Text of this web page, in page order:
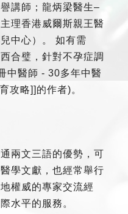
講師；龍炳梁醫生–
理香港威爾斯親王醫
中心）。 如有需
合璧，針對不孕症調
中醫師 - 30多年中醫
攻略]]的作者)。
兩文三語的優勢，可
學文獻，也經常舉行
權威的專家交流經
水平的服務。